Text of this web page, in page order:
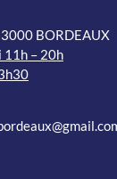
BORDEAUX
11h – 20h